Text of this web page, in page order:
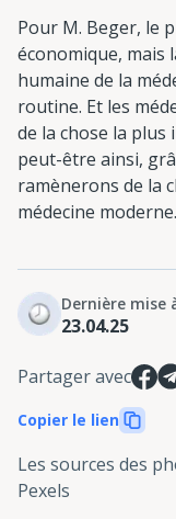
Pour M. Beger, le
économique, mais
humaine de la
routine. Et les
de la chose la
peut-être ainsi,
ramènerons de la
médecine moderne.
Dernière mise
23.04.25
Partager avec
Copier le lien
Les sources des
Pexels